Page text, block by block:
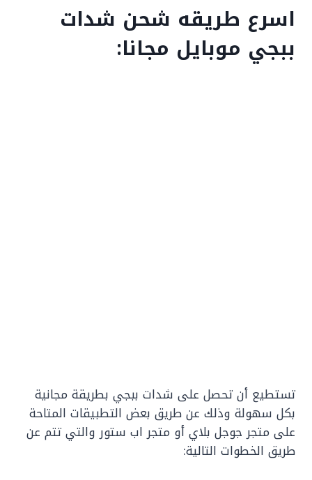
اسرع طريقه شحن شدات
ببجي موبايل مجانا:
تستطيع أن تحصل على شدات ببجي بطريقة مجانية
بكل سهولة وذلك عن طريق بعض التطبيقات المتاحة
على متجر جوجل بلاي أو متجر اب ستور والتي تتم عن
طريق الخطوات التالية: